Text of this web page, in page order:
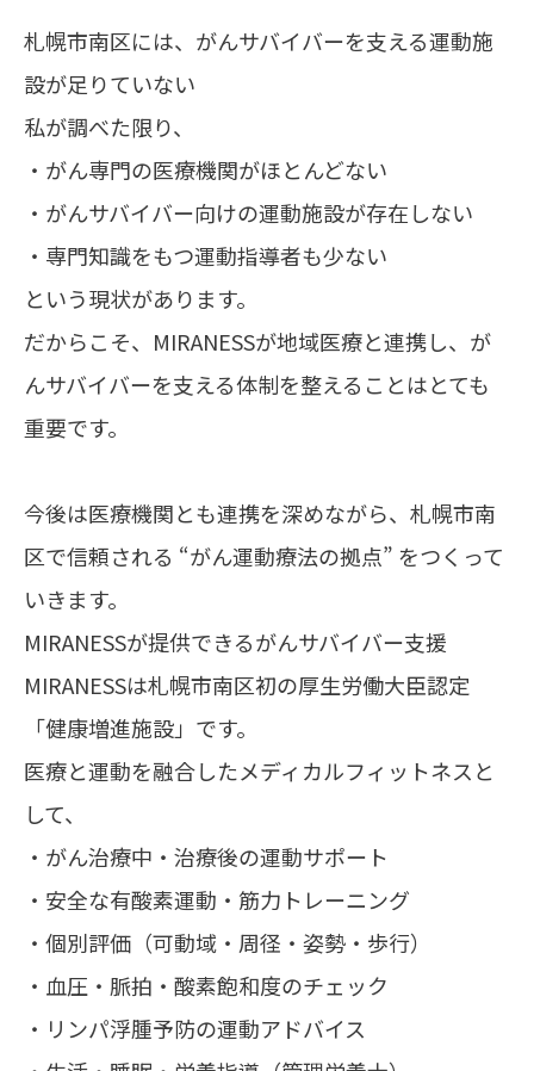
札幌市南区には、がんサバイバーを支える運動施
設が足りていない
私が調べた限り、
・がん専門の医療機関がほとんどない
・がんサバイバー向けの運動施設が存在しない
・専門知識をもつ運動指導者も少ない
という現状があります。
だからこそ、MIRANESSが地域医療と連携し、が
んサバイバーを支える体制を整えることはとても
重要です。
今後は医療機関とも連携を深めながら、札幌市南
区で信頼される “がん運動療法の拠点” をつくって
いきます。
MIRANESSが提供できるがんサバイバー支援
MIRANESSは札幌市南区初の厚生労働大臣認定
「健康増進施設」です。
医療と運動を融合したメディカルフィットネスと
して、
・がん治療中・治療後の運動サポート
・安全な有酸素運動・筋力トレーニング
・個別評価（可動域・周径・姿勢・歩行）
・血圧・脈拍・酸素飽和度のチェック
・リンパ浮腫予防の運動アドバイス